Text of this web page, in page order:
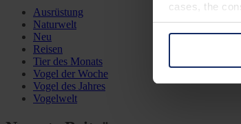
cases, the
You can
Ausrüstung
Naturwelt
Neu
Reisen
Tier des Monats
Vogel der Woche
Vogel des Jahres
Vogelwelt